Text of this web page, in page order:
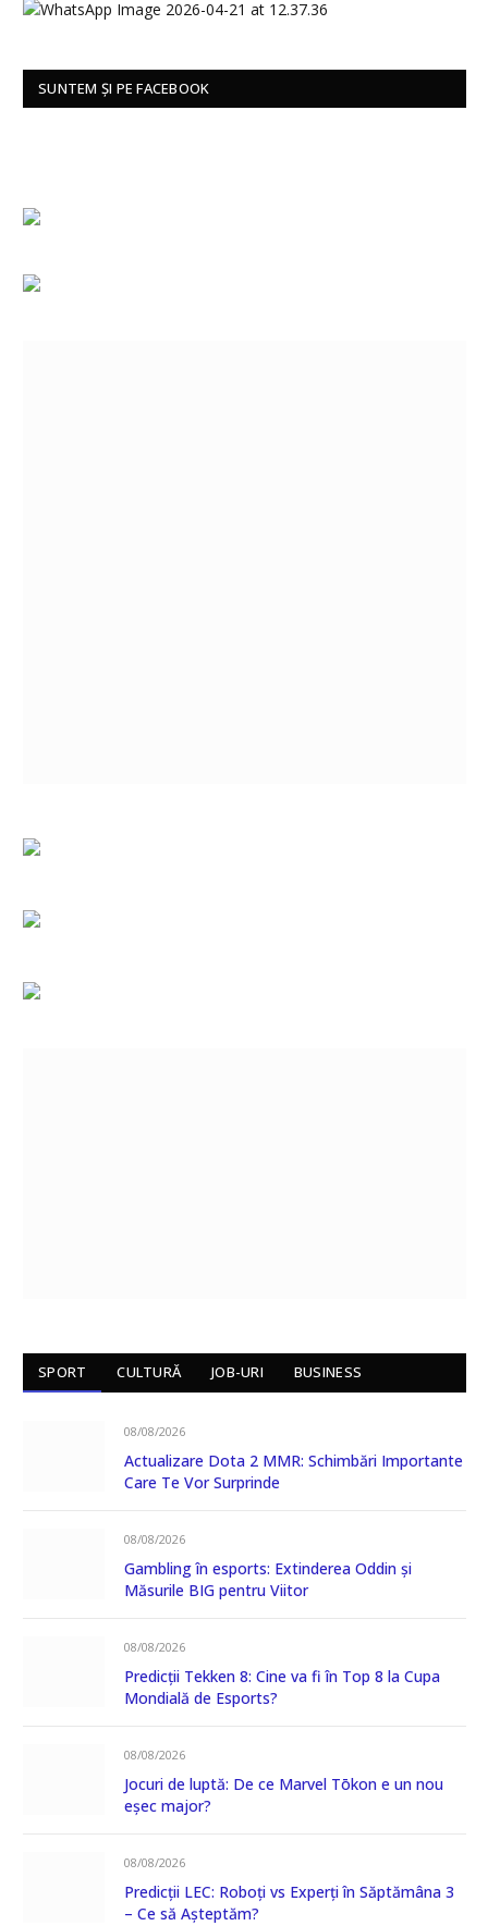
SUNTEM ȘI PE FACEBOOK
SPORT CULTURĂ JOB-URI BUSINESS
08/08/2026
Actualizare Dota 2 MMR: Schimbări Importante
Care Te Vor Surprinde
08/08/2026
Gambling în esports: Extinderea Oddin și
Măsurile BIG pentru Viitor
08/08/2026
Predicții Tekken 8: Cine va fi în Top 8 la Cupa
Mondială de Esports?
08/08/2026
Jocuri de luptă: De ce Marvel Tōkon e un nou
eșec major?
08/08/2026
Predicții LEC: Roboți vs Experți în Săptămâna 3
– Ce să Așteptăm?